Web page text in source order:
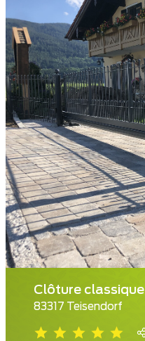
Clôture classique
83317 Teisendorf